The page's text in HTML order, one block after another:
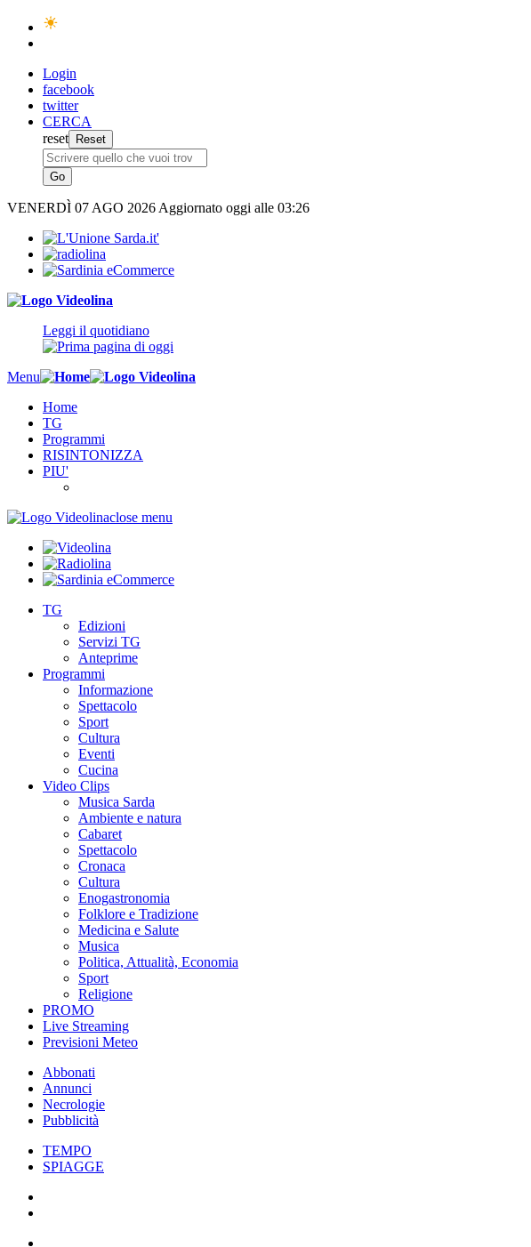
Login
facebook
twitter
CERCA
reset
VENERDÌ 07 AGO 2026 Aggiornato oggi alle 03:26
Leggi il quotidiano
Menu
Home
TG
Programmi
RISINTONIZZA
PIU'
close menu
TG
Edizioni
Servizi TG
Anteprime
Programmi
Informazione
Spettacolo
Sport
Cultura
Eventi
Cucina
Video Clips
Musica Sarda
Ambiente e natura
Cabaret
Spettacolo
Cronaca
Cultura
Enogastronomia
Folklore e Tradizione
Medicina e Salute
Musica
Politica, Attualità, Economia
Sport
Religione
PROMO
Live Streaming
Previsioni Meteo
Abbonati
Annunci
Necrologie
Pubblicità
TEMPO
SPIAGGE